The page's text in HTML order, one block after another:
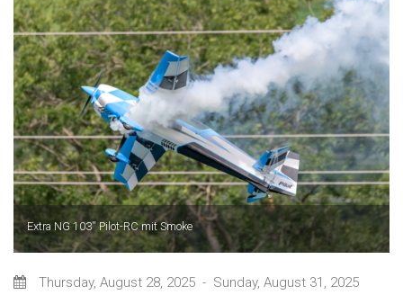
Extra NG 103'' Pilot-RC mit Smoke
Thursday, August 28, 2025 - Sunday, August 31, 2025